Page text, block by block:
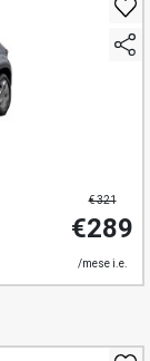
€ 321
€289
/mese i.e.